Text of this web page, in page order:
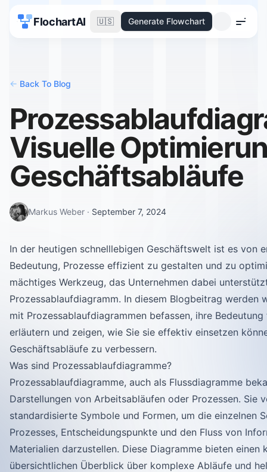
FlochartAI 🇺🇸 Generate Flowchart
Menu
<- Back To Blog
Visuelle
Geschäftsabläufe
Markus Weber · September 7, 2024
In der heutigen schnelllebigen Geschäftswelt ist es von
Bedeutung, Prozesse effizient zu gestalten und zu
mächtiges Werkzeug, das Unternehmen dabei
Prozessablaufdiagramm. In diesem Blogbeitrag werden
mit Prozessablaufdiagrammen befassen, ihre
erläutern und zeigen, wie Sie sie effektiv einsetzen
Geschäftsabläufe zu verbessern.
Was sind Prozessablaufdiagramme?
Prozessablaufdiagramme, auch als Flussdiagramme
Darstellungen von Arbeitsabläufen oder Prozessen. Sie
standardisierte Symbole und Formen, um die einzelnen
Prozesses, Entscheidungspunkte und den Fluss von
Materialien darzustellen. Diese Diagramme bieten einen
übersichtlichen Überblick über komplexe Abläufe und